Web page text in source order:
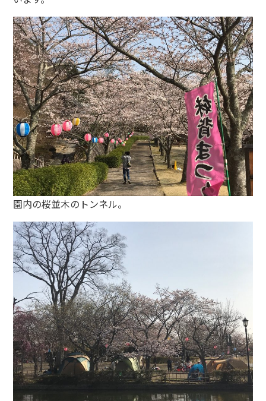
園内の桜並木のトンネル。